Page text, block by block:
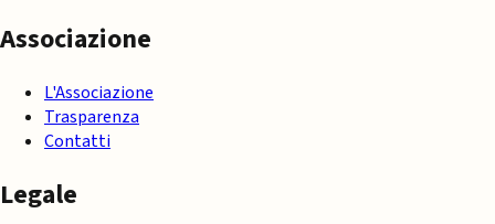
Associazione
L'Associazione
Trasparenza
Contatti
Legale